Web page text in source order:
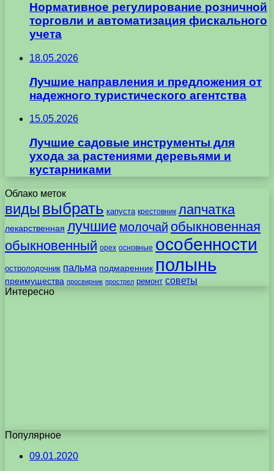
Нормативное регулирование розничной
торговли и автоматизация фискального
учета
18.05.2026
Лучшие направления и предложения от
надежного туристического агентства
15.05.2026
Лучшие садовые инструменты для
ухода за растениями деревьями и
кустарниками
Облако меток
виды выбрать капуста крестовник лапчатка
лекарственная лучшие молочай обыкновенная
обыкновенный орех основные особенности
остролодочник пальма подмаренник полынь
преимущества просвирник прострел ремонт советы
Интересно
Популярное
09.01.2020